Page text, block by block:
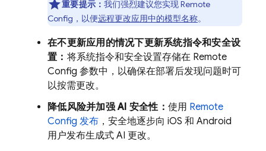
重要提示：我们强烈建议您实现Remote
Config ，以便远程更改应用中的模型名称。
在不更新应用的情况下更新系统指令和安全设
置： 将系统指令和安全设置存储在 Remote
Config 参数中，以确保在部署后发现问题时可
以按需更改。
降低风险并加强 AI 安全性： 使用 Remote
Config 发布 ，安全地逐步向 iOS 和 Android
用户发布生成式 AI 更改。